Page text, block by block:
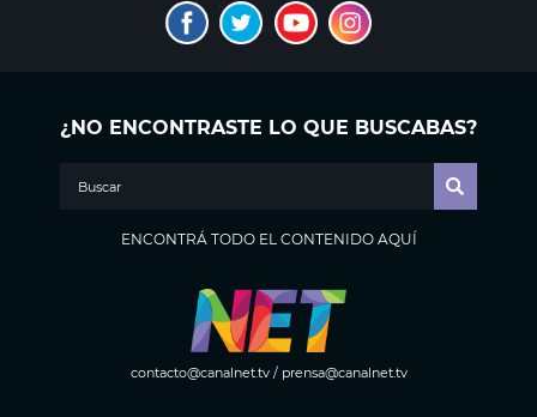
¿NO ENCONTRASTE LO QUE BUSCABAS?
ENCONTRÁ TODO EL CONTENIDO AQUÍ
contacto@canalnet.tv/ prensa@canalnet.tv